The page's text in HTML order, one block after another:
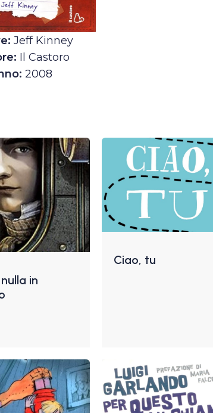
Jeff Kinney
Il Castoro
2008
in
Ciao, tu